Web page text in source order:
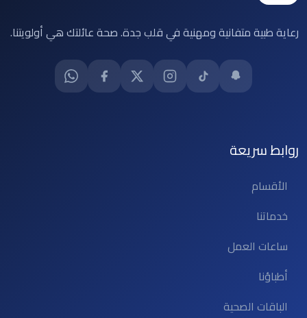
رعاية طبية متفانية ومهنية في قلب جدة. صحة عائلتك هي أولويتنا.
روابط سريعة
الأقسام
خدماتنا
ساعات العمل
أطباؤنا
الباقات الصحية